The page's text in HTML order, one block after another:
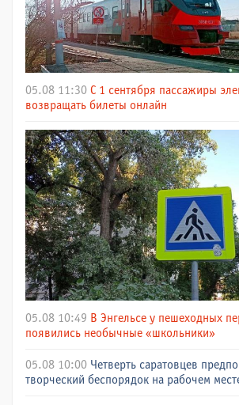
05.08 11:30 С 1 сентября пассажиры
возвращать билеты онлайн
05.08 10:49 В Энгельсе у пешеходных
появились необычные «школьники»
05.08 10:00 Четверть саратовцев
творческий беспорядок на рабочем